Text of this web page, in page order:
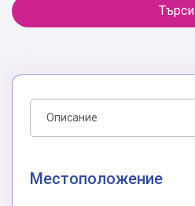
Търси
Описание
Местоположение